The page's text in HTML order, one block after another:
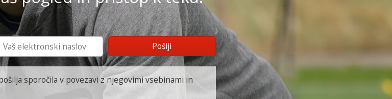
sporočila v povezavi z njegovimi vsebinami in